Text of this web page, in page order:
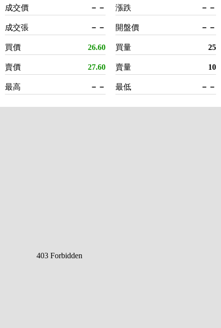
成交價 －－
成交張 －－
買價 26.60
賣價 27.60
最高 －－
漲跌 －－
開盤價 －－
買量 25
賣量 10
最低 －－